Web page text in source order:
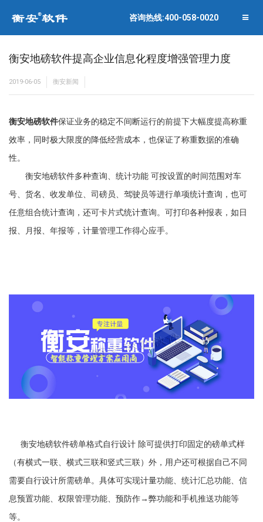
咨询热线:400-058-0020
衡安地磅软件提高企业信息化程度增强管理力度
2019-06-05 衡安新闻
衡安地磅软件保证业务的稳定不间断运行的前提下大幅度提高称重
效率，同时极大限度的降低经营成本，也保证了称重数据的准确
性。
衡安地磅软件多种查询、统计功能 可按设置的时间范围对车
号、货名、收发单位、司磅员、驾驶员等进行单项统计查询，也可
任意组合统计查询，还可卡片式统计查询。可打印各种报表，如日
报、月报、年报等，计量管理工作得心应手。
衡安地磅软件磅单格式自行设计 除可提供打印固定的磅单式样
（有横式一联、横式三联和竖式三联）外，用户还可根据自己不同
需要自行设计所需磅单。具体可实现计量功能、统计汇总功能、信
息预置功能、权限管理功能、预防作→弊功能和手机推送功能等
等。